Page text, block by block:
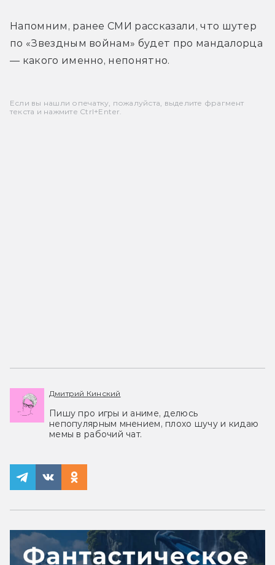
Напомним, ранее СМИ рассказали, что шутер
по «Звездным войнам» будет про мандалорца
— какого именно, непонятно.
Если вы нашли опечатку, пожалуйста, выделите фрагмент
текста и нажмите Ctrl+Enter.
Дмитрий Кинский
Пишу про игры и аниме, делюсь
непопулярным мнением, плохо шучу и кидаю
мемы в рабочий чат.